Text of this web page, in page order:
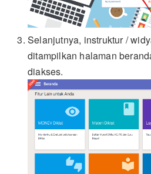
Selanjutnya, instruktur /
ditampilkan halaman
diakses.